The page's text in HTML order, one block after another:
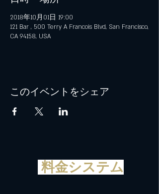
2018年10月01日 19:00
121 Bar , 500 Terry A Francois Blvd, San Francisco,
CA 94158, USA
このイベントをシェア
料金システム